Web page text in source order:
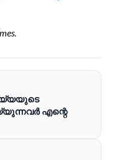
എന്റെ